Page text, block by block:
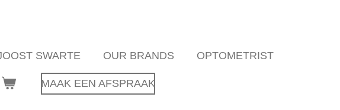
SWARTE OUR BRANDS OPTOMETRIST
MAAK EEN AFSPRAAK